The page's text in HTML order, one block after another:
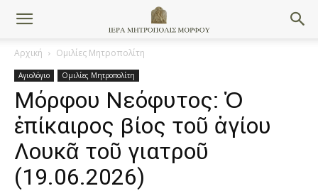
Αρχική Ομιλίες Μητροπολίτη
Αγιολόγιο Ομιλίες Μητροπολίτη
Μόρφου Νεόφυτος: Ὁ
ἐπίκαιρος βίος τοῦ ἁγίου
Λουκᾶ τοῦ γιατροῦ
(19.06.2026)